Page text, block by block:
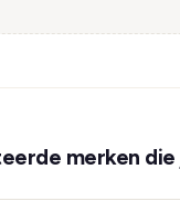
merken